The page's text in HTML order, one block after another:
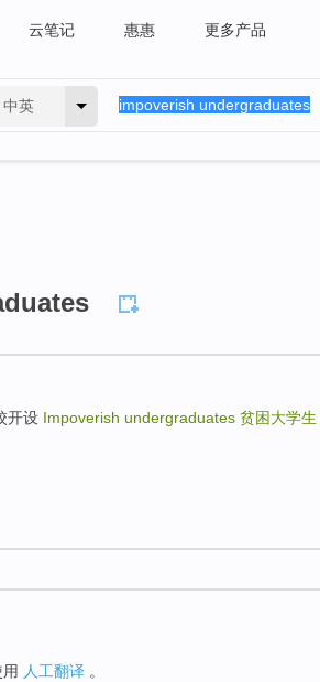
云笔记 惠惠 更多产品
中英
开设 Impoverish undergraduates 贫困大学生
人工翻译 。